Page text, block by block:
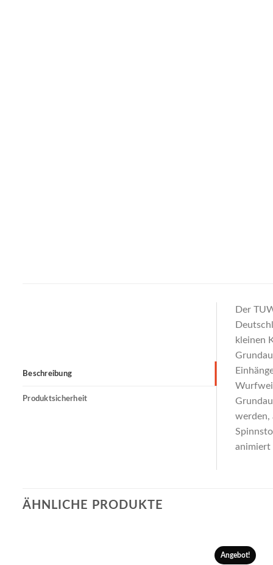
Beschreibung
Produktsicherheit
Der
kleinen
werden,
animiert
ÄHNLICHE PRODUKTE
Angebot!